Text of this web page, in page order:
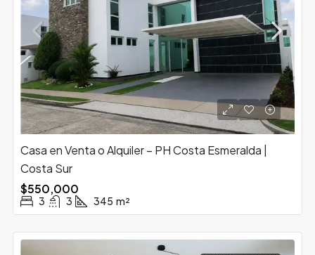
Casa en Venta o Alquiler – PH Costa Esmeralda |
Costa Sur
$550,000
3 3 345 m²